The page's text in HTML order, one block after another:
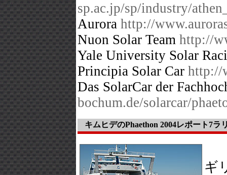
sp.ac.jp/sp/industry/
Aurora http://
Nuon Solar Team http://
Yale University Solar
Principia Solar Car http://
Das SolarCar der
bochum.de/solarcar/
キムヒデのPhaethon 2004レポート7ラ
ギ